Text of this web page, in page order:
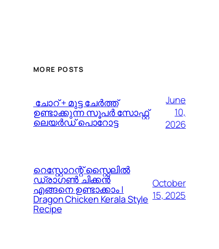
MORE POSTS
️ ചോറ് + മുട്ട ചേർത്ത്
ഉണ്ടാക്കുന്ന സൂപർ സോഫ്റ്റ്
ലെയർഡ് പൊറോട്ട
June
10,
2026
റെസ്റ്റോറന്റ് സ്റ്റൈലിൽ
ഡ്രാഗൺ ചിക്കൻ
എങ്ങനെ ഉണ്ടാക്കാം |
Dragon Chicken Kerala Style
Recipe
October
15, 2025